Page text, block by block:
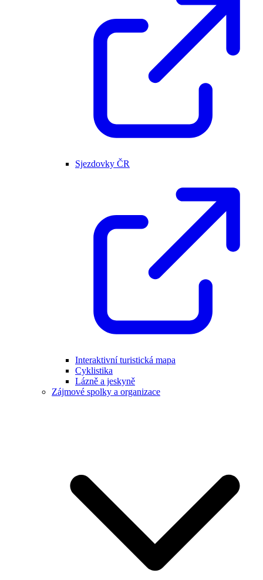
Sjezdovky ČR
Interaktivní turistická mapa
Cyklistika
Lázně a jeskyně
Zájmové spolky a organizace